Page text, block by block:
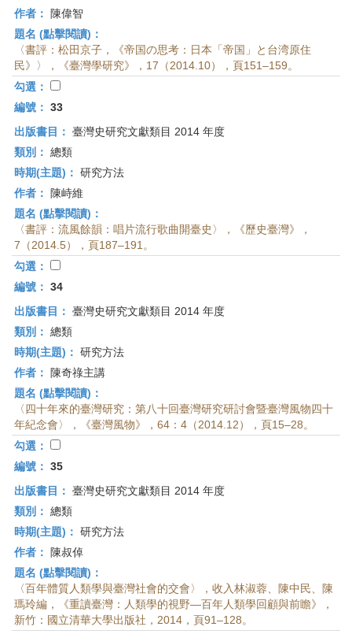
作者：
陳偉智
題名 (點擊閱讀)：
〈書評：松田京子，《帝国の思考：日本「帝国」と台湾原住
民》〉，《臺灣學研究》，17（2014.10），頁151–159。
勾選：
編號： 33
出版書目： 臺灣史研究文獻類目 2014 年度
類別： 總類
時期(主題)： 研究方法
作者：
陳峙維
題名 (點擊閱讀)：
〈書評：流風餘韻：唱片流行歌曲開臺史〉，《歷史臺灣》，
7（2014.5），頁187–191。
勾選：
編號： 34
出版書目： 臺灣史研究文獻類目 2014 年度
類別： 總類
時期(主題)： 研究方法
作者：
陳奇祿主講
題名 (點擊閱讀)：
〈四十年來的臺灣研究：第八十回臺灣研究研討會暨臺灣風物四十
年紀念會〉，《臺灣風物》，64：4（2014.12），頁15–28。
勾選：
編號： 35
出版書目： 臺灣史研究文獻類目 2014 年度
類別： 總類
時期(主題)： 研究方法
作者：
陳叔倬
題名 (點擊閱讀)：
〈百年體質人類學與臺灣社會的交會〉，收入林淑蓉、陳中民、陳
瑪玲編，《重讀臺灣：人類學的視野—百年人類學回顧與前瞻》，
新竹：國立清華大學出版社，2014，頁91–128。